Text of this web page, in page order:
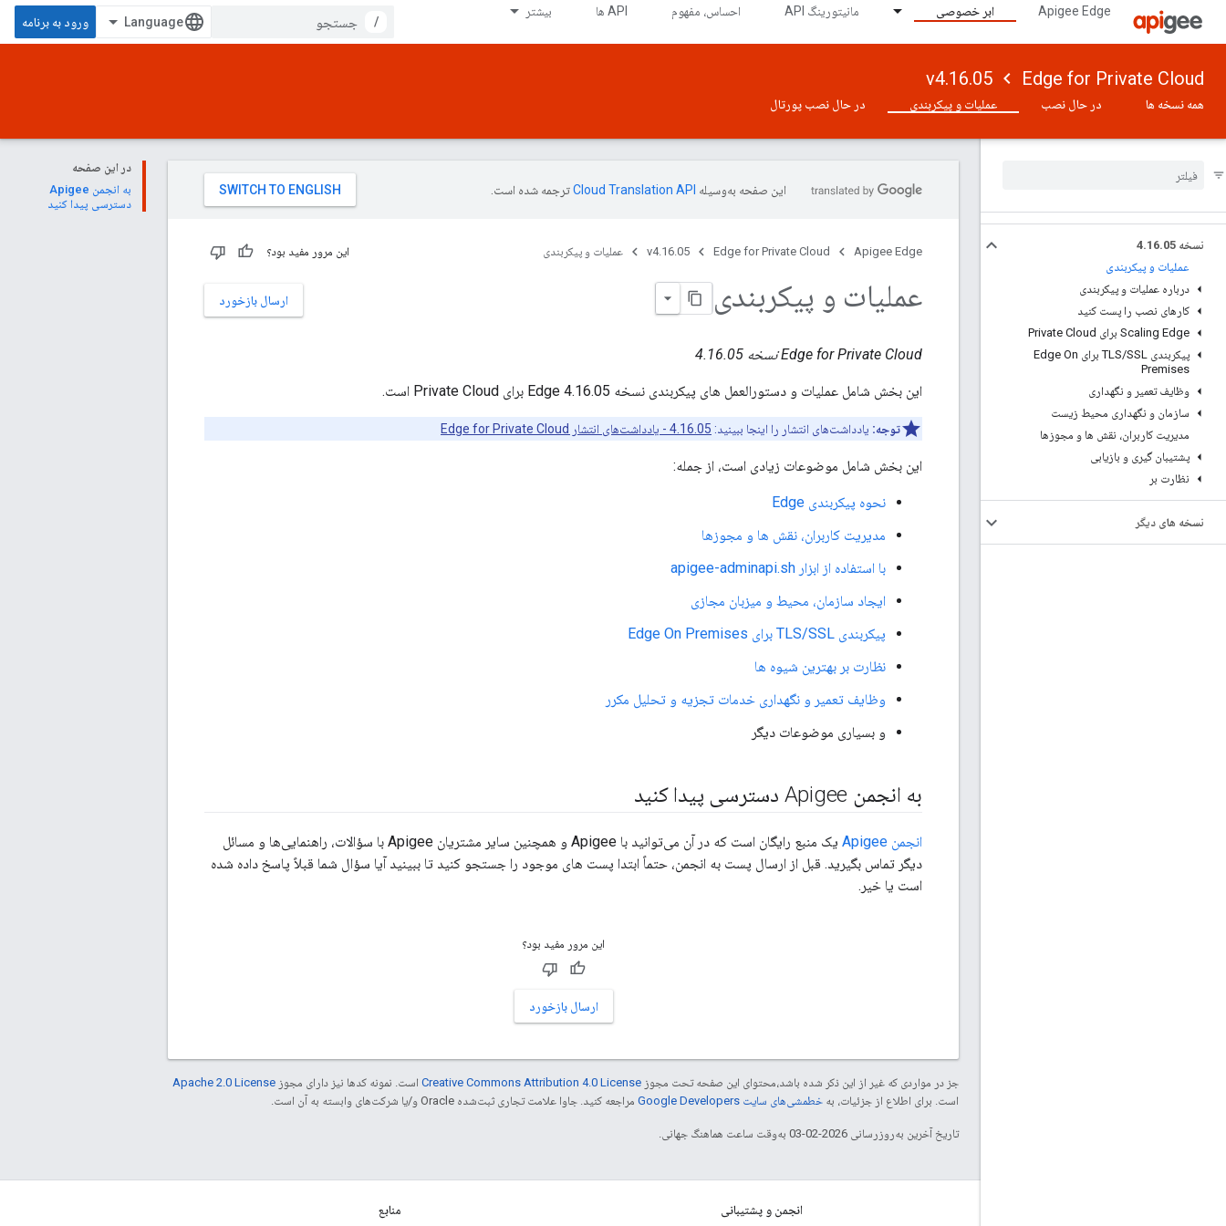
Apigee Edge ابر خصوصی مانیتورینگ API احساس، مفهوم API ها بیشتر
/ ورود به برنامه
Edge for Private Cloud
v4.16.05
همه نسخه ها در حال نصب عملیات و پیکربندی در حال نصب پورتال
نسخه 4 .16.05
عملیات و پیکربندی
درباره عملیات و پیکربندی
کارهای نصب را پست کنید
Scaling Edge برای Private Cloud
پیکربندی TLS
/
SSL برای Edge On
Premises
وظایف تعمیر و نگهداری
سازمان و نگهداری محیط زیست
مدیریت کاربران، نقش ها و مجوزها
پشتیبان گیری و بازیابی
نظارت بر
نسخه های دیگر
در این صفحه
به انجمن Apigee
دسترسی پیدا کنید
این صفحه به‌وسیله ترجمه شده است.
Apigee Edge
Edge for Private Cloud
v4.16.05 عملیات و پیکربندی این مرور مفید بود؟
ارسال بازخورد عملیات و پیکربندی
Edge for Private Cloud نسخه 4.16.05
این بخش شامل عملیات و دستورالعمل های پیکربندی نسخه 4.16.05 Edge برای Private Cloud است.
توجه: یادداشت‌های انتشار را اینجا ببینید: 4.16.05 - یادداشت‌های انتشار Edge for Private Cloud
این بخش شامل موضوعات زیادی است، از جمله:
نحوه پیکربندی Edge
مدیریت کاربران، نقش ها و مجوزها
با استفاده از ابزار apigee-adminapi.sh
ایجاد سازمان، محیط و میزبان مجازی
پیکربندی TLS/SSL برای Edge On Premises
نظارت بر بهترین شیوه ها
وظایف تعمیر و نگهداری خدمات تجزیه و تحلیل مکرر
و بسیاری موضوعات دیگر
به انجمن Apigee دسترسی پیدا کنید
انجمن Apigee
یک منبع رایگان است که در آن می‌توانید با Apigee و همچنین سایر مشتریان Apigee با سؤالات، راهنمایی‌ها و مسائل
دیگر تماس بگیرید. قبل از ارسال پست به انجمن، حتماً ابتدا پست های موجود را جستجو کنید تا ببینید آیا سؤال شما قبلاً پاسخ داده شده
است یا خیر.
این مرور مفید بود؟
ارسال بازخورد
جز در مواردی که غیر از این ذکر شده باشد،‌محتوای این صفحه تحت مجوز Creative Commons Attribution 4.0 License است. نمونه کدها نیز دارای مجوز Apache 2.0 License
است. برای اطلاع از جزئیات، به خطمشی‌های سایت Google Developers‏ مراجعه کنید. جاوا علامت تجاری ثبت‌شده Oracle و/یا شرکت‌های وابسته به آن است.
تاریخ آخرین به‌روزرسانی 2026-02-03 به‌وقت ساعت هماهنگ جهانی.
انجمن و پشتیبانی منابع